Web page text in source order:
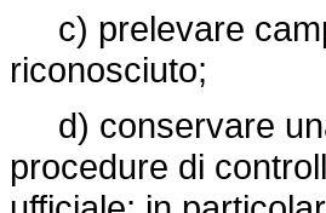
c) prelevare
riconosciuto;
d) conservare
procedure di